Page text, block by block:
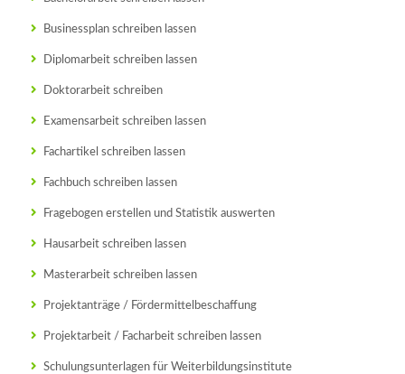
Businessplan schreiben lassen
Diplomarbeit schreiben lassen
Doktorarbeit schreiben
Examensarbeit schreiben lassen
Fachartikel schreiben lassen
Fachbuch schreiben lassen
Fragebogen erstellen und Statistik auswerten
Hausarbeit schreiben lassen
Masterarbeit schreiben lassen
Projektanträge / Fördermittelbeschaffung
Projektarbeit / Facharbeit schreiben lassen
Schulungsunterlagen für Weiterbildungsinstitute